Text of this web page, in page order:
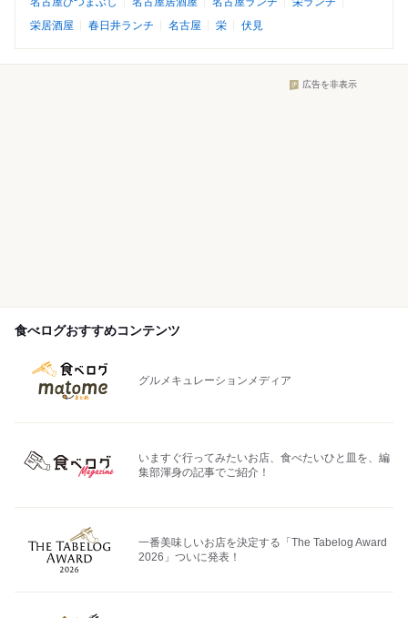
栄居酒屋
春日井ランチ 名古屋 栄 伏見
広告を非表示
食べログおすすめコンテンツ
グルメキュレーションメディア
いますぐ行ってみたいお店、食べたいひと皿を、編
集部渾身の記事でご紹介！
一番美味しいお店を決定する「The Tabelog Award
2026」ついに発表！